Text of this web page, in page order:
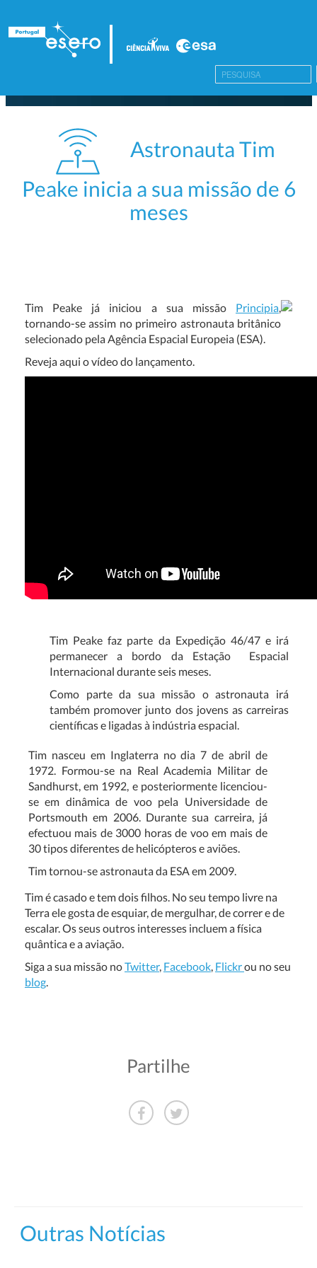
Astronauta Tim
Peake inicia a sua missão de 6
meses
Tim Peake já iniciou a sua missão Principia,
tornando-se assim no primeiro astronauta britânico
selecionado pela Agência Espacial Europeia (ESA).
Reveja aqui o vídeo do lançamento.
Tim Peake faz parte da Expedição 46/47 e irá
permanecer a bordo da Estação Espacial
Internacional durante seis meses.
Como parte da sua missão o astronauta irá
também promover junto dos jovens as carreiras
científicas e ligadas à indústria espacial.
Tim nasceu em Inglaterra no dia 7 de abril de
1972. Formou-se na Real Academia Militar de
Sandhurst, em 1992, e posteriormente licenciou-
se em dinâmica de voo pela Universidade de
Portsmouth em 2006. Durante sua carreira, já
efectuou mais de 3000 horas de voo em mais de
30 tipos diferentes de helicópteros e aviões.
Tim tornou-se astronauta da ESA em 2009.
Tim é casado e tem dois filhos. No seu tempo livre na
Terra ele gosta de esquiar, de mergulhar, de correr e de
escalar. Os seus outros interesses incluem a física
quântica e a aviação.
Siga a sua missão noTwitter, Facebook, Flickrou no seu
blog.
Partilhe
Outras Notícias